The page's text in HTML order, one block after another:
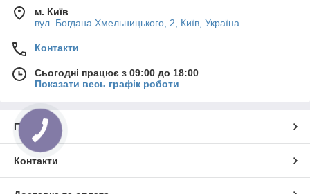
м. Київ
вул. Богдана Хмельницького, 2, Київ, Україна
Контакти
Сьогодні працює з 09:00 до 18:00
Показати весь графік роботи
Про нас
Контакти